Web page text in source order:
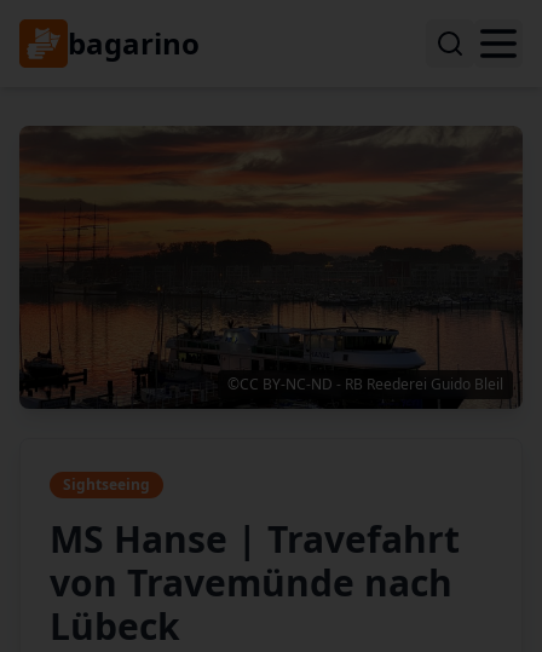
bagarino
©CC BY-NC-ND - RB Reederei Guido Bleil
Sightseeing
MS Hanse | Travefahrt
von Travemünde nach
Lübeck